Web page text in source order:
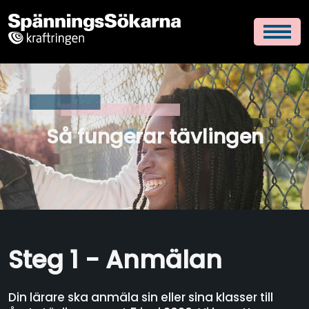
Så fungerar tävlingen
Steg 1 - Anmälan
Din lärare ska anmäla sin eller sina klasser till